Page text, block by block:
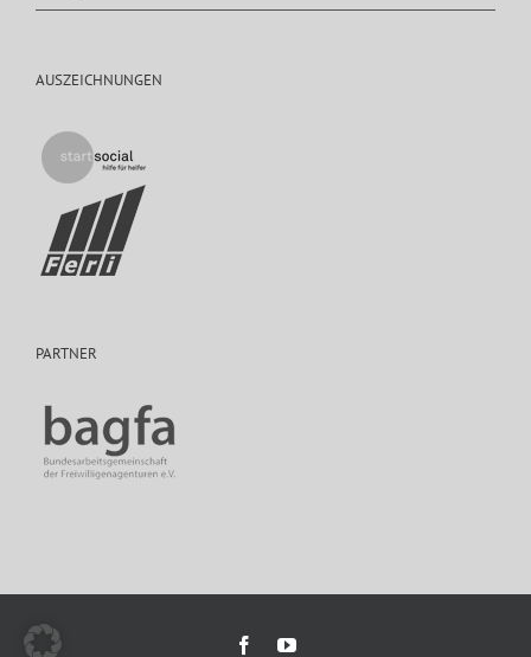
AUSZEICHNUNGEN
PARTNER
FacebookYouTube